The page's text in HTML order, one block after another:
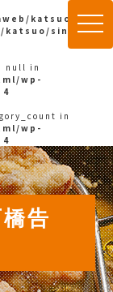
katsuo-
single.php
null in
wp-
4
in
wp-
4
告